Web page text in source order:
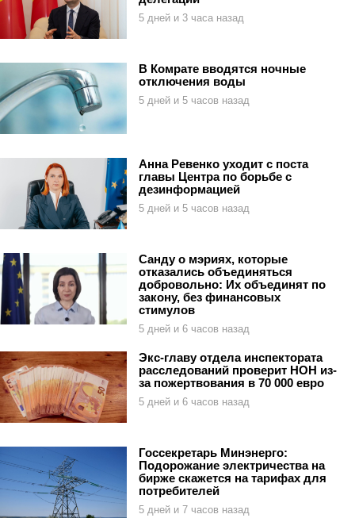
5 дней и 3 часа назад
В Комрате вводятся ночные
отключения воды
5 дней и 5 часов назад
Анна Ревенко уходит с поста
главы Центра по борьбе с
дезинформацией
5 дней и 5 часов назад
Санду о мэриях, которые
отказались объединяться
добровольно: Их объединят по
закону, без финансовых
стимулов
5 дней и 6 часов назад
Экс-главу отдела инспектората
расследований проверит НОН из-
за пожертвования в 70 000 евро
5 дней и 6 часов назад
Госсекретарь Минэнерго:
Подорожание электричества на
бирже скажется на тарифах для
потребителей
5 дней и 7 часов назад